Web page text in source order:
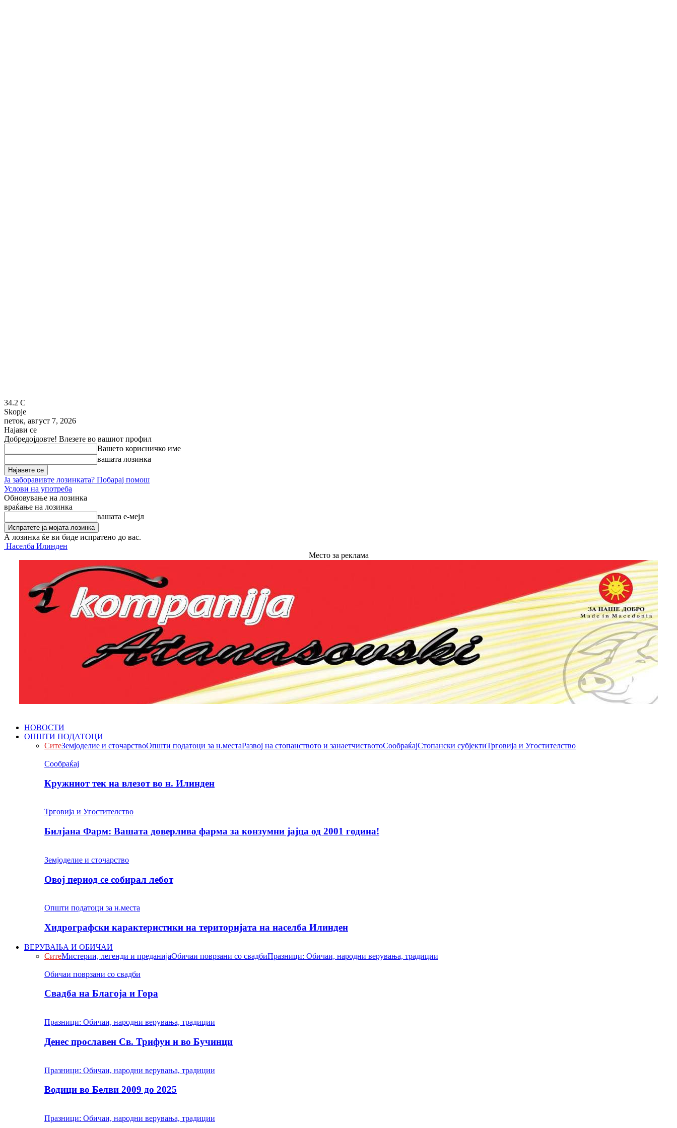
34.2 C
Skopje
петок, август 7, 2026
Најави се
Добредојдовте! Влезете во вашиот профил
Вашето корисничко име
вашата лозинка
Ја заборавивте лозинката? Побарај помош
Услови на употреба
Обновување на лозинка
враќање на лозинка
вашата е-мејл
А лозинка ќе ви биде испратено до вас.
Населба Илинден
Место за реклама
НОВОСТИ
ОПШТИ ПОДАТОЦИ
СитеЗемјоделие и сточарствоОпшти податоци за н.местаРазвој на стопанството и занаетчиствотоСообраќајСтопански субјектиТрговија и Угостителство
Сообраќај
Кружниот тек на влезот во н. Илинден
Трговија и Угостителство
Билјана Фарм: Вашата доверлива фарма за конзумни јајца од 2001 година!
Земјоделие и сточарство
Овој период се собирал лебот
Општи податоци за н.места
Хидрографски карактеристики на територијата на населба Илинден
ВЕРУВАЊА И ОБИЧАИ
СитеМистерии, легенди и преданијаОбичаи поврзани со свадбиПразници: Обичаи, народни верувања, традиции
Обичаи поврзани со свадби
Свадба на Благоја и Гора
Празници: Обичаи, народни верувања, традиции
Денес прославен Св. Трифун и во Бучинци
Празници: Обичаи, народни верувања, традиции
Водици во Белви 2009 до 2025
Празници: Обичаи, народни верувања, традиции